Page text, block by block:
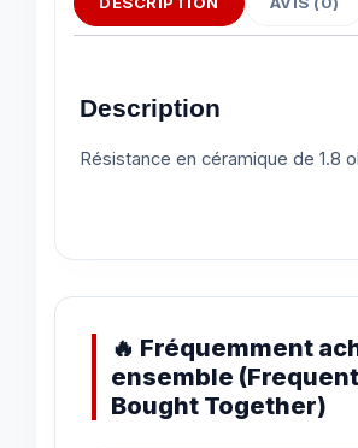
Description
Résistance en céramique de 1.8
🔥 Fréquemment
ensemble
Bought Together)